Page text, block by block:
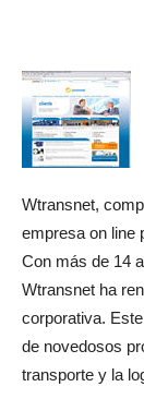
Wtransnet,
empresa on line
Con más de 14
Wtransnet ha
corporativa.
de novedosos
transporte y la